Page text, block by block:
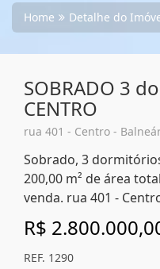
Home Detalhe do
SOBRADO 3
CENTRO
rua 401 - Centro -
Sobrado, 3
200,00 m² de área
venda. rua 401 -
R$
REF. 1290